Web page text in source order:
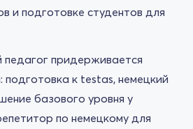
и подготовке студентов для
придерживается
подготовка к testas, немецкий
базового уровня у
по немецкому для